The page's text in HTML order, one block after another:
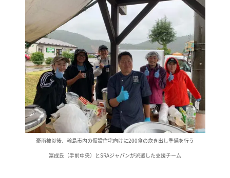
豪雨被災後、輪島市内の仮設住宅向けに200食の炊き出し準備を行う
冨成氏（手前中央）とSRAジャパンが派遣した支援チーム